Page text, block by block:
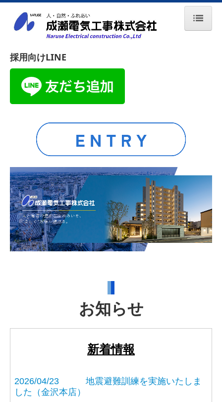
成瀬電気工事について
事業所一覧
品質環境方針
施工実績
採用情報
数字で見る成瀬電気工事
募集要項
社員インタビュー
社員インタビュー（金沢本社）
社員インタビュー（名古屋支店）
社員インタビュー（東京支店）
採用向けLINE
お知らせ
新着情報
2026/04/23 地震避難訓練を実施いたしま
した（金沢本店）